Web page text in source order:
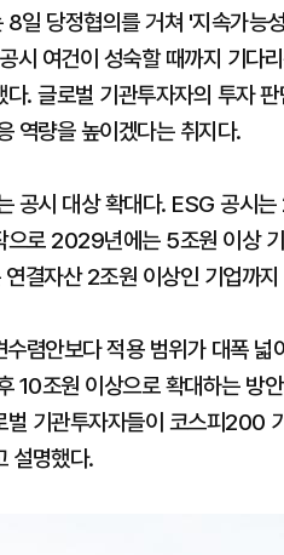
8일 당정협의를 거쳐 '지속가능
시 여건이 성숙할 때까지 기다
다. 글로벌 기관투자자의 투자
역량을 높이겠다는 취지다.
공시 대상 확대다. ESG 공시
으로 2029년에는 5조원 이상
결자산 2조원 이상인 기업까
수렴안보다 적용 범위가 대폭
10조원 이상으로 확대하는 방
벌 기관투자자들이 코스피200
설명했다.